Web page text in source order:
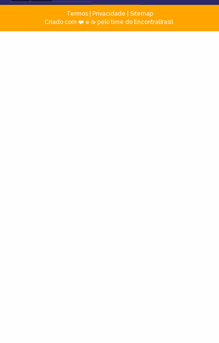
Termos| Privacidade
Sitemap
Criado com ❤️ e ☕ pelo time do EncontraBrasil